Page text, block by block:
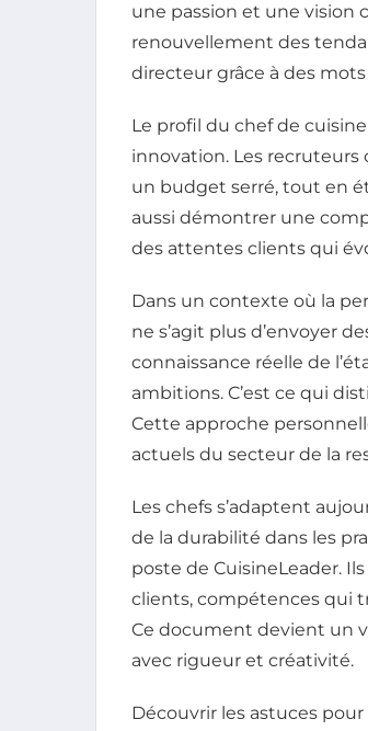
une passion et une vision
renouvellement des
directeur grâce à des
Le profil du chef de
innovation. Les
un budget serré, tout en
aussi démontrer une
des attentes clients qui
Dans un contexte où la
ne s’agit plus d’envoyer
connaissance réelle de
ambitions. C’est ce qui
Cette approche
actuels du secteur de la
Les chefs s’adaptent
de la durabilité dans les
poste de CuisineLeader.
clients, compétences qui
Ce document devient un
avec rigueur et créativité.
Découvrir les astuces